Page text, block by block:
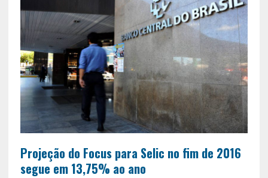
Projeção do Focus para Selic no fim de 2016
segue em 13,75% ao ano